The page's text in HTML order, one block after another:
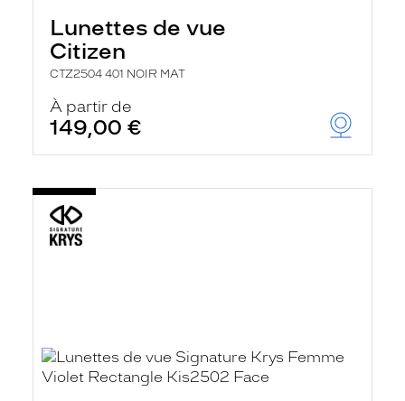
Lunettes de vue
Citizen
CTZ2504 401 NOIR MAT
À partir de
149,00 €